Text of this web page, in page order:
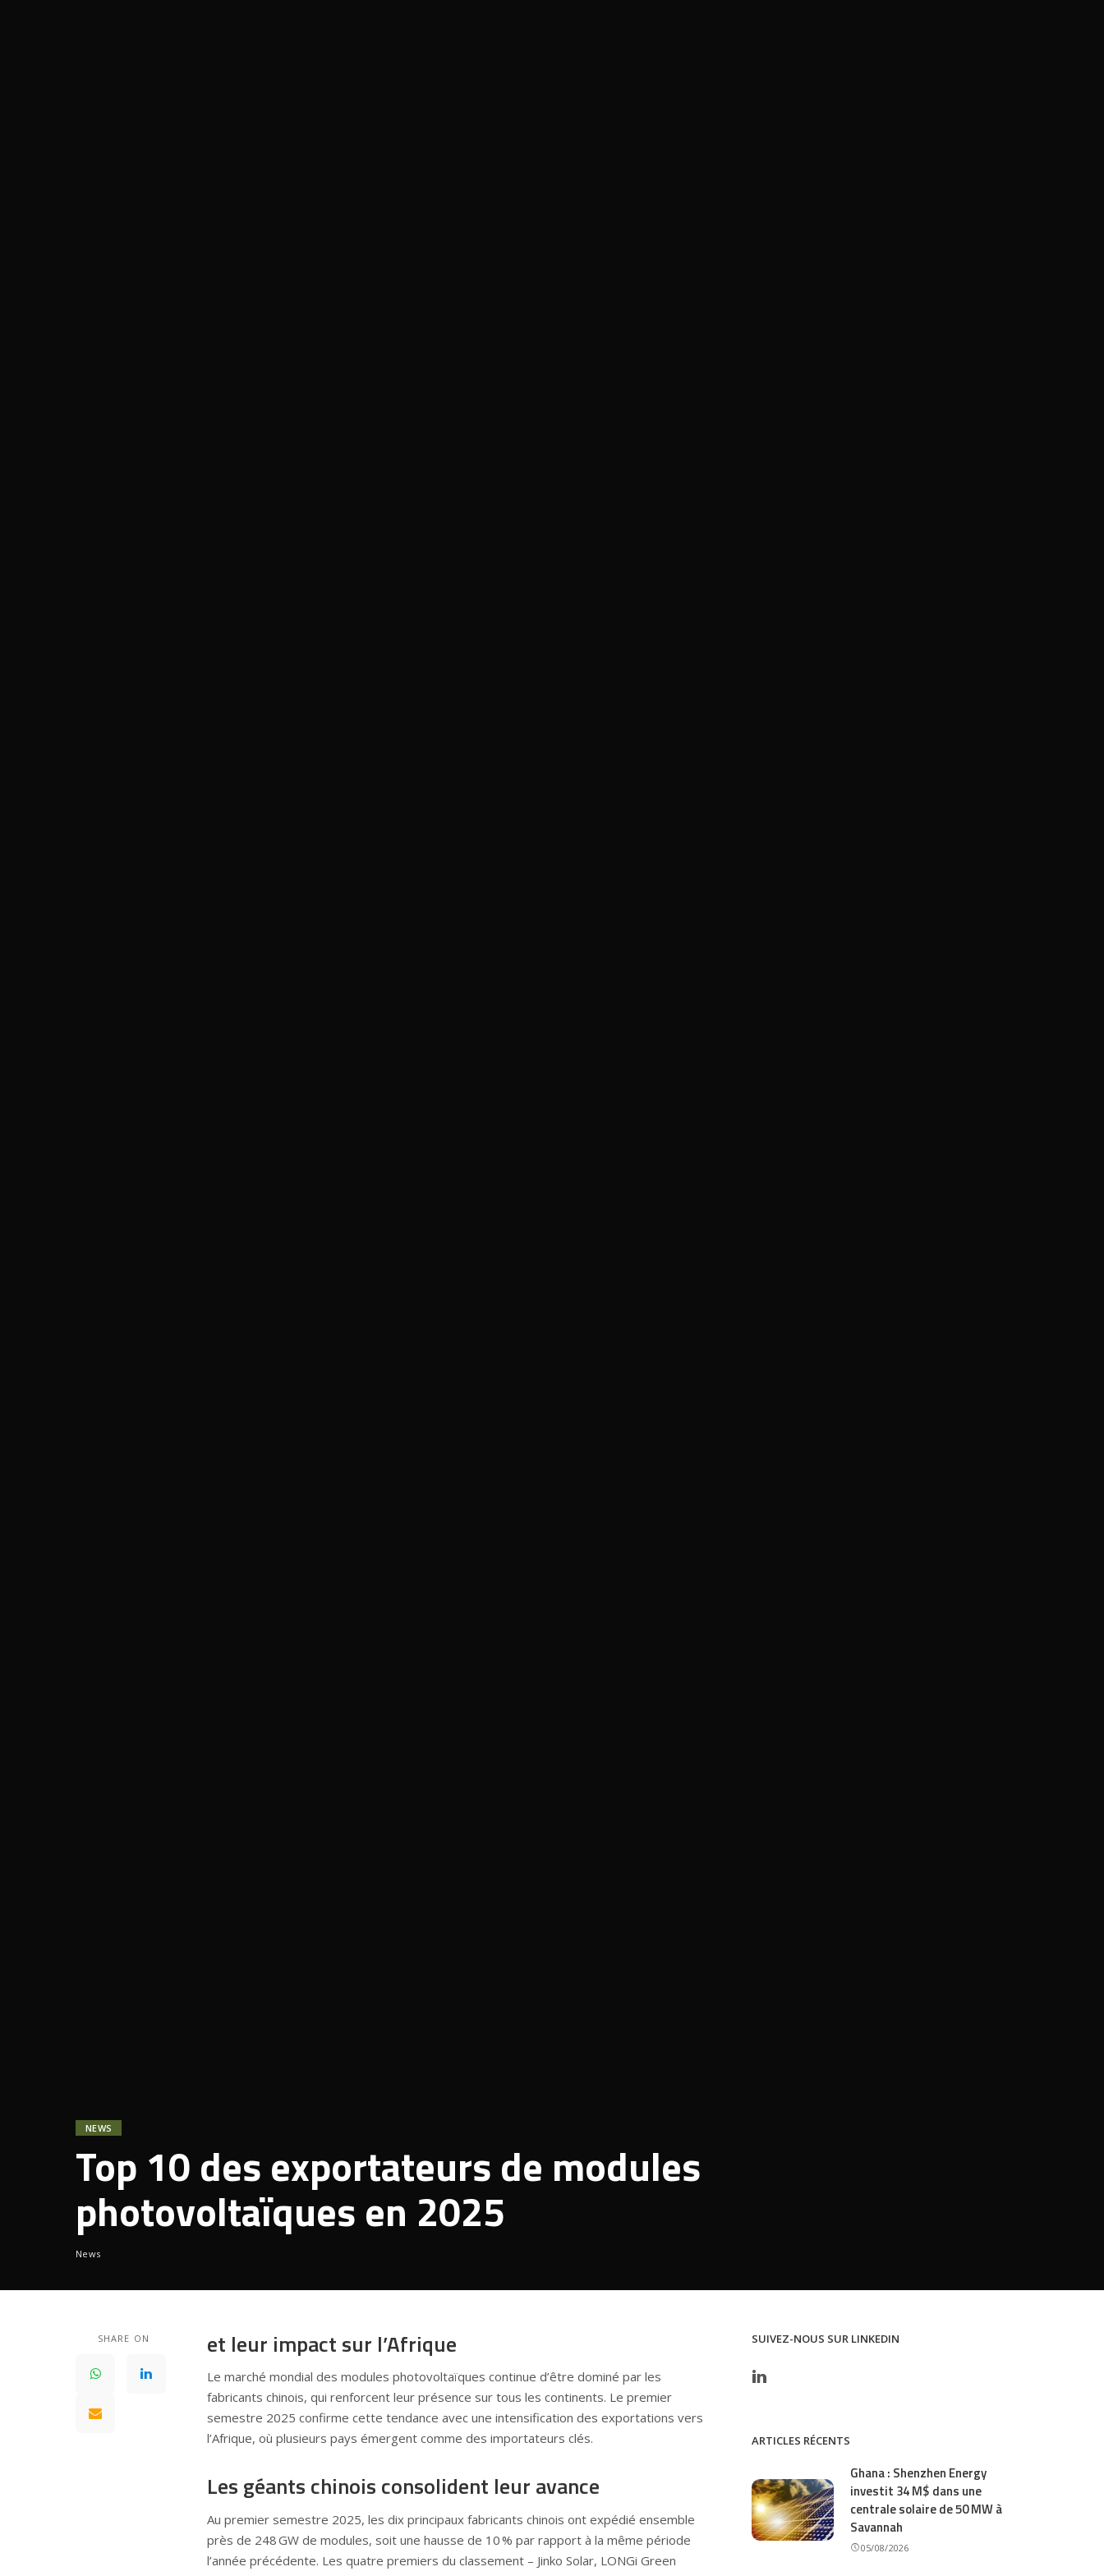
NEWS
Top 10 des exportateurs de modules
photovoltaïques en 2025
News
SHARE ON et leur impact sur l’Afrique
Le marché mondial des modules photovoltaïques continue d’être dominé par les
fabricants chinois, qui renforcent leur présence sur tous les continents. Le premier
semestre 2025 confirme cette tendance avec une intensification des exportations vers
l’Afrique, où plusieurs pays émergent comme des importateurs clés.
Les géants chinois consolident leur avance
Au premier semestre 2025, les dix principaux fabricants chinois ont expédié ensemble
près de 248 GW de modules, soit une hausse de 10 % par rapport à la même période
l’année précédente. Les quatre premiers du classement – Jinko Solar, LONGi Green
SUIVEZ-NOUS SUR LINKEDIN
ARTICLES RÉCENTS
Ghana : Shenzhen Energy
investit 34 M$ dans une
centrale solaire de 50 MW à
Savannah
05/08/2026